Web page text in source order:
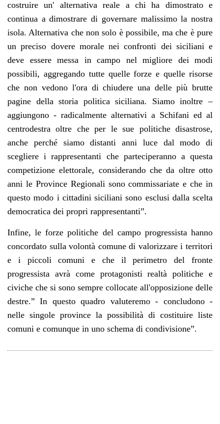
costruire un' alternativa reale a chi ha dimostrato e
continua a dimostrare di governare malissimo la nostra
isola. Alternativa che non solo è possibile, ma che è pure
un preciso dovere morale nei confronti dei siciliani e
deve essere messa in campo nel migliore dei modi
possibili, aggregando tutte quelle forze e quelle risorse
che non vedono l'ora di chiudere una delle più brutte
pagine della storia politica siciliana. Siamo inoltre –
aggiungono - radicalmente alternativi a Schifani ed al
centrodestra oltre che per le sue politiche disastrose,
anche perché siamo distanti anni luce dal modo di
scegliere i rappresentanti che parteciperanno a questa
competizione elettorale, considerando che da oltre otto
anni le Province Regionali sono commissariate e che in
questo modo i cittadini siciliani sono esclusi dalla scelta
democratica dei propri rappresentanti”.
Infine, le forze politiche del campo progressista hanno
concordato sulla volontà comune di valorizzare i territori
e i piccoli comuni e che il perimetro del fronte
progressista avrà come protagonisti realtà politiche e
civiche che si sono sempre collocate all'opposizione delle
destre.” In questo quadro valuteremo - concludono -
nelle singole province la possibilità di costituire liste
comuni e comunque in uno schema di condivisione”.